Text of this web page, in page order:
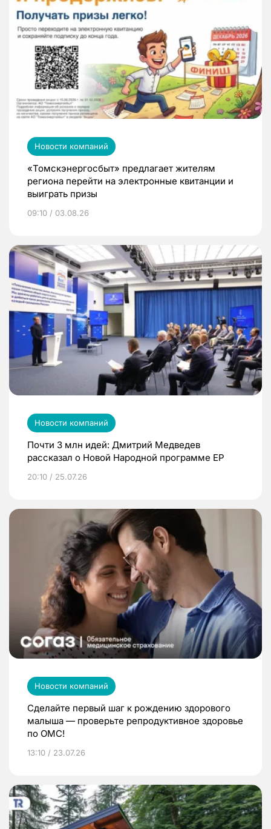
Новости компаний
«Томскэнергосбыт» предлагает жителям
региона перейти на электронные квитанции и
выиграть призы
09:10 / 03.08.26
Новости компаний
Почти 3 млн идей: Дмитрий Медведев
рассказал о Новой Народной программе ЕР
20:10 / 25.07.26
Новости компаний
Сделайте первый шаг к рождению здорового
малыша — проверьте репродуктивное здоровье
по ОМС!
13:10 / 23.07.26